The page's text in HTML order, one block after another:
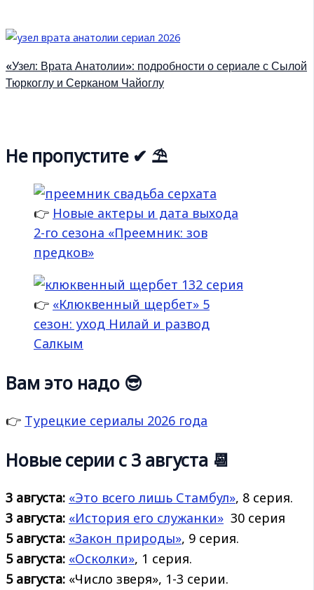
«Узел: Врата Анатолии»: подробности о сериале с Сылой
Тюркоглу и Серканом Чайоглу
Не пропустите ✔ ⛱
👉 Новые актеры и дата выхода
2-го сезона «Преемник: зов
предков»
👉 «Клюквенный щербет» 5
сезон: уход Нилай и развод
Салкым
Вам это надо 😎
👉 Турецкие сериалы 2026 года
Новые серии с 3 августа 📆
3 августа: «Это всего лишь Стамбул», 8 серия.
3 августа: «История его служанки» 30 серия
5 августа: «Закон природы», 9 серия.
5 августа: «Осколки», 1 серия.
5 августа: «Число зверя», 1-3 серии.